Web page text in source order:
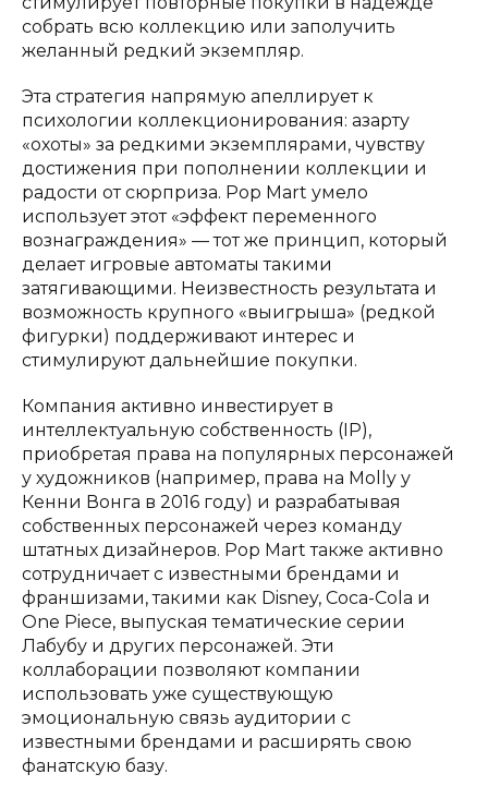
собрать всю коллекцию или заполучить
желанный редкий экземпляр.
Эта стратегия напрямую апеллирует к
психологии коллекционирования: азарту
«охоты» за редкими экземплярами, чувству
достижения при пополнении коллекции и
радости от сюрприза. Pop Mart умело
использует этот «эффект переменного
вознаграждения» — тот же принцип, который
делает игровые автоматы такими
затягивающими. Неизвестность результата и
возможность крупного «выигрыша» (редкой
фигурки) поддерживают интерес и
стимулируют дальнейшие покупки.
Компания активно инвестирует в
интеллектуальную собственность (IP),
приобретая права на популярных персонажей
у художников (например, права на Molly у
Кенни Вонга в 2016 году) и разрабатывая
собственных персонажей через команду
штатных дизайнеров. Pop Mart также активно
сотрудничает с известными брендами и
франшизами, такими как Disney, Coca-Cola и
One Piece, выпуская тематические серии
Лабубу и других персонажей. Эти
коллаборации позволяют компании
использовать уже существующую
эмоциональную связь аудитории с
известными брендами и расширять свою
фанатскую базу.